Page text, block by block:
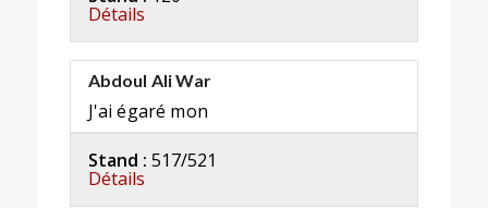
Détails
Abdoul Ali War
J'ai égaré mon
Stand : 517/521
Détails